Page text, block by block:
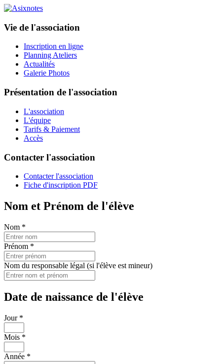
Vie de l'association
Inscription en ligne
Planning Ateliers
Actualités
Galerie Photos
Présentation de l'association
L'association
L'équipe
Tarifs & Paiement
Accès
Contacter l'association
Contacter l'association
Fiche d'inscription PDF
Nom et Prénom de l'élève
Nom *
Prénom *
Nom du responsable légal (si l'élève est mineur)
Date de naissance de l'élève
Jour *
Mois *
Année *